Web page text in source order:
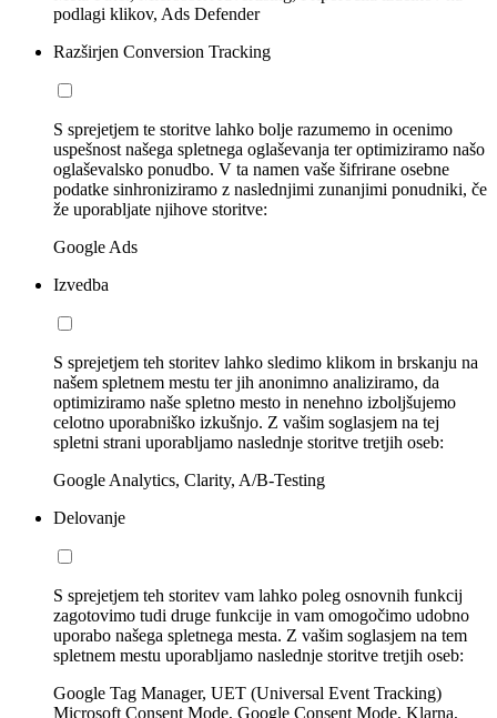
podlagi klikov, Ads Defender
Razširjen Conversion Tracking
S sprejetjem te storitve lahko bolje razumemo in ocenimo
uspešnost našega spletnega oglaševanja ter optimiziramo našo
oglaševalsko ponudbo. V ta namen vaše šifrirane osebne
podatke sinhroniziramo z naslednjimi zunanjimi ponudniki, če
že uporabljate njihove storitve:
Google Ads
Izvedba
S sprejetjem teh storitev lahko sledimo klikom in brskanju na
našem spletnem mestu ter jih anonimno analiziramo, da
optimiziramo naše spletno mesto in nenehno izboljšujemo
celotno uporabniško izkušnjo. Z vašim soglasjem na tej
spletni strani uporabljamo naslednje storitve tretjih oseb:
Google Analytics, Clarity, A/B-Testing
Delovanje
S sprejetjem teh storitev vam lahko poleg osnovnih funkcij
zagotovimo tudi druge funkcije in vam omogočimo udobno
uporabo našega spletnega mesta. Z vašim soglasjem na tem
spletnem mestu uporabljamo naslednje storitve tretjih oseb:
Google Tag Manager, UET (Universal Event Tracking)
Microsoft Consent Mode, Google Consent Mode, Klarna,